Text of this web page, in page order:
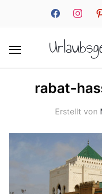
facebookinstagram
rabat-
Erstellt von